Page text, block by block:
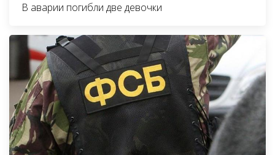
В аварии погибли две девочки